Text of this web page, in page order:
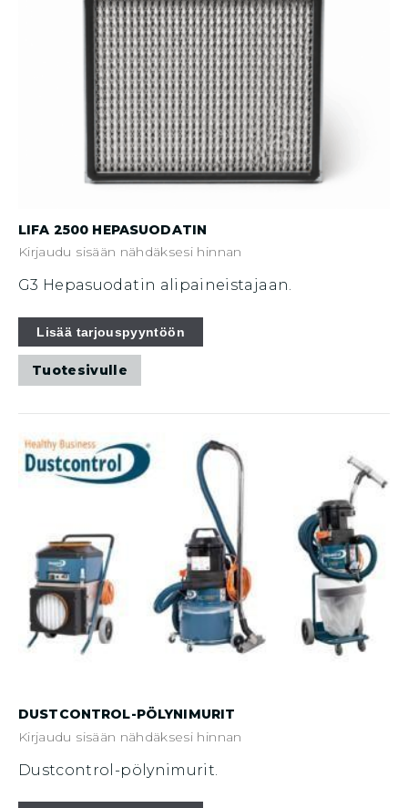
LIFA 2500 HEPASUODATIN
Kirjaudu sisään nähdäksesi hinnan
G3 Hepasuodatin alipaineistajaan.
Lisää tarjouspyyntöön
Tuotesivulle
DUSTCONTROL-PÖLYNIMURIT
Kirjaudu sisään nähdäksesi hinnan
Dustcontrol-pölynimurit.